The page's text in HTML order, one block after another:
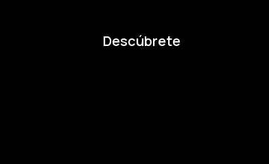
Descúbrete